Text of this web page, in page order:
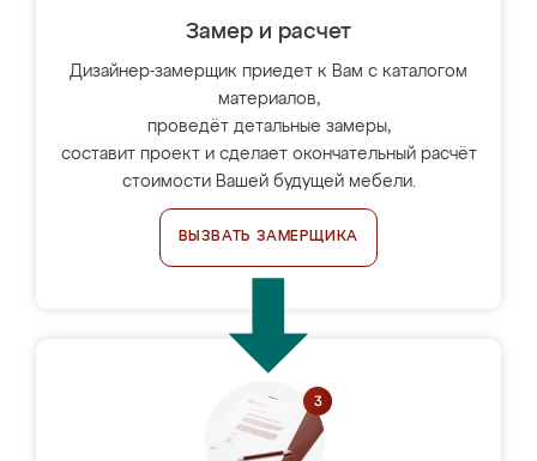
Замер и расчет
Дизайнер-замерщик приедет к Вам с каталогом
материалов,
проведёт детальные замеры,
составит проект и сделает окончательный расчёт
стоимости Вашей будущей мебели.
ВЫЗВАТЬ ЗАМЕРЩИКА